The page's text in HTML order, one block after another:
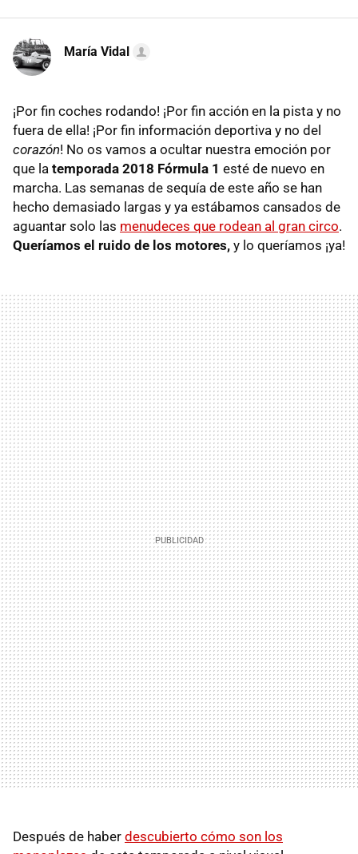
María Vidal
¡Por fin coches rodando! ¡Por fin acción en la pista y no
fuera de ella! ¡Por fin información deportiva y no del
corazón! No os vamos a ocultar nuestra emoción por
que la temporada 2018 Fórmula 1 esté de nuevo en
marcha. Las semanas de sequía de este año se han
hecho demasiado largas y ya estábamos cansados de
aguantar solo las menudeces que rodean al gran circo.
Queríamos el ruido de los motores, y lo queríamos ¡ya!
Después de haber descubierto cómo son los